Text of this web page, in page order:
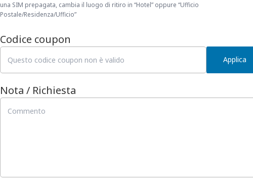
una SIM prepagata, cambia il luogo di ritiro in “Hotel” oppure “Ufficio
Postale/Residenza/Ufficio”
Codice coupon
Applica
Nota / Richiesta